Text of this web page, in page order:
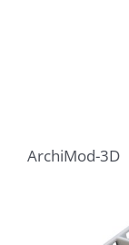
ArchiMod-3D